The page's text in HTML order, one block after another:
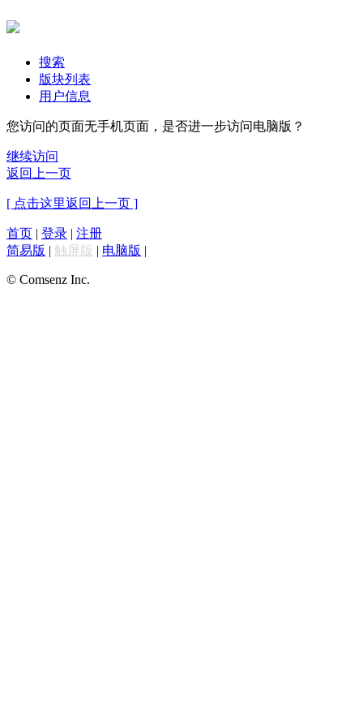
搜索
版块列表
用户信息
您访问的页面无手机页面，是否进一步访问电脑版？
继续访问
返回上一页
[ 点击这里返回上一页 ]
首页 | 登录 | 注册
简易版 | 触屏版 | 电脑版 |
© Comsenz Inc.